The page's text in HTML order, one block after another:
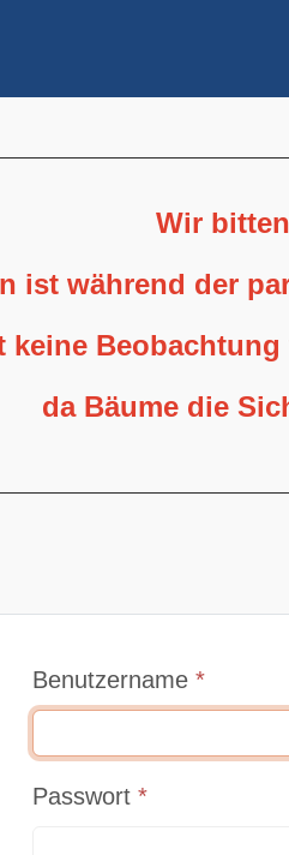
Wir
ist während der
keine
da Bäume die
Benutzername *
Passwort *